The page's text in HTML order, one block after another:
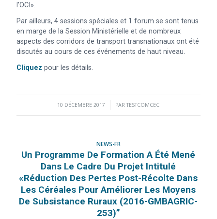
l’OCI».
Par ailleurs, 4 sessions spéciales et 1 forum se sont tenus
en marge de la Session Ministérielle et de nombreux
aspects des corridors de transport transnationaux ont été
discutés au cours de ces événements de haut niveau.
Cliquez pour les détails.
10 DÉCEMBRE 2017
/ PARTESTCOMCEC
NEWS-FR
Un Programme De Formation A Été Mené
Dans Le Cadre Du Projet Intitulé
«Réduction Des Pertes Post-Récolte Dans
Les Céréales Pour Améliorer Les Moyens
De Subsistance Ruraux (2016-GMBAGRIC-
253)”